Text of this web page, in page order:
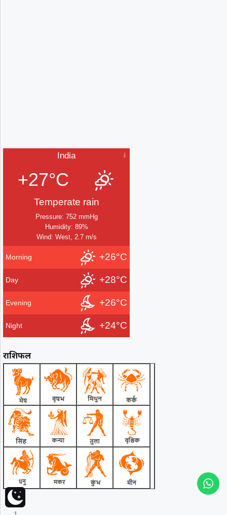
India
+27°C
Temperate rain
Pressure: 752 mmHg
Humidity: 89%
Wind: West, 2.7 m/s
Morning +26°C
Day +28°C
Evening +26°C
Night +24°C
राशिफल